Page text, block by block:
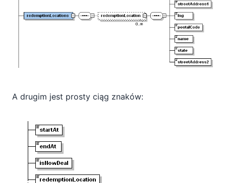
A drugim jest prosty ciąg znaków: